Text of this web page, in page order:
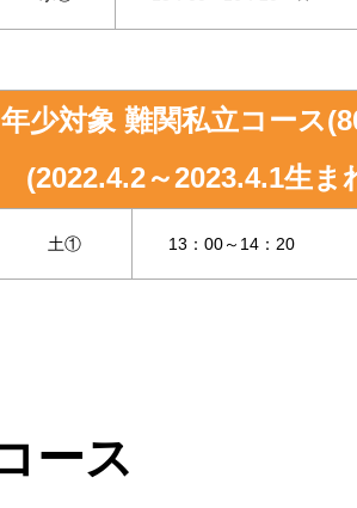
年少対象 難関私立コース
(2022.4.2～2023.4.1生ま
土① 13：00～14：20
ース